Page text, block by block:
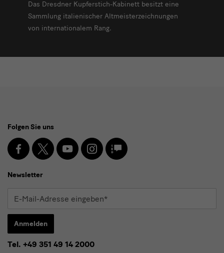
Das Dresdner Kupferstich-Kabinett besitzt eine
Sammlung italienischer Altmeisterzeichnungen
von internationalem Rang.
Media
und
Newsletter
Folgen Sie uns
Facebook
X YoutubeInstagramSKD
Blog
Newsletter
E-
Adresse
Anmelden
* Pflichtfeld
Tel. +49 351 49 14 2000